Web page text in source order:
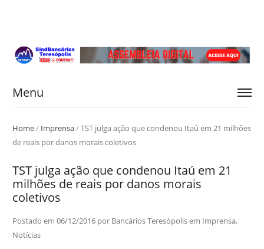
Menu
Home/ Imprensa/TST julga ação que condenou Itaú em 21 milhões
de reais por danos morais coletivos
TST julga ação que condenou Itaú em 21
milhões de reais por danos morais
coletivos
Postado em 06/12/2016por Bancários Teresópolisem Imprensa,
Notícias